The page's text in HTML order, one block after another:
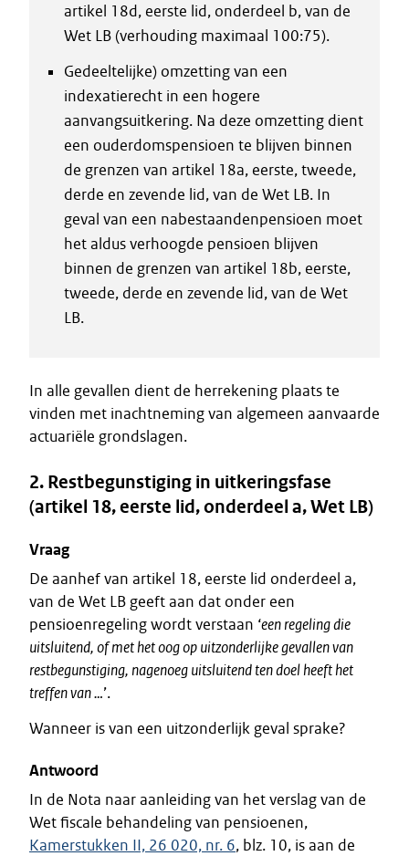
artikel 18d, eerste lid, onderdeel b, van de
Wet LB (verhouding maximaal 100:75).
Gedeeltelijke) omzetting van een
indexatierecht in een hogere
aanvangsuitkering. Na deze omzetting dient
een ouderdomspensioen te blijven binnen
de grenzen van artikel 18a, eerste, tweede,
derde en zevende lid, van de Wet LB. In
geval van een nabestaandenpensioen moet
het aldus verhoogde pensioen blijven
binnen de grenzen van artikel 18b, eerste,
tweede, derde en zevende lid, van de Wet
LB.
In alle gevallen dient de herrekening plaats te
vinden met inachtneming van algemeen aanvaarde
actuariële grondslagen.
2. Restbegunstiging in uitkeringsfase
(artikel 18, eerste lid, onderdeel a, Wet LB)
Vraag
De aanhef van artikel 18, eerste lid onderdeel a,
van de Wet LB geeft aan dat onder een
pensioenregeling wordt verstaan ‘een regeling die
uitsluitend, of met het oog op uitzonderlijke gevallen van
restbegunstiging, nagenoeg uitsluitend ten doel heeft het
treffen van …’.
Wanneer is van een uitzonderlijk geval sprake?
Antwoord
In de Nota naar aanleiding van het verslag van de
Wet fiscale behandeling van pensioenen,
Kamerstukken II, 26 020, nr. 6, blz. 10, is aan de